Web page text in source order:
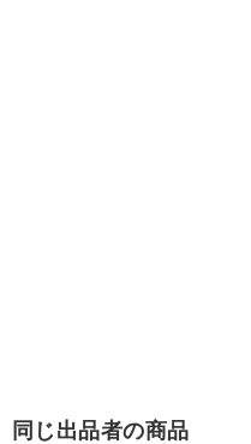
同じ出品者の商品